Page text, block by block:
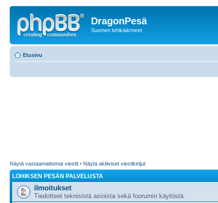
DragonPesä
Suomen lohikäärmeet
Etusivu
Näytä vastaamattomat viestit • Näytä aktiiviset viestiketjut
LOHIKSEN PESÄN PALVELUSTA
ilmoitukset
Tiedotteet teknisistä asioista sekä foorumin käytöstä.